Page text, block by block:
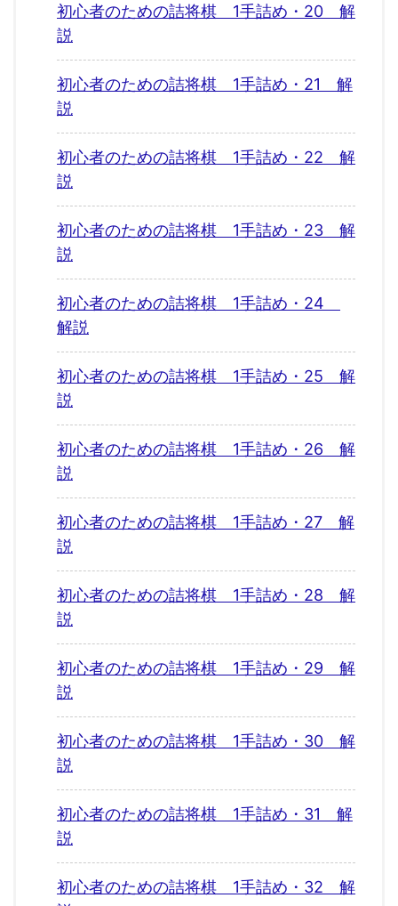
初心者のための詰将棋 1手詰め・20 解
説
初心者のための詰将棋 1手詰め・21 解
説
初心者のための詰将棋 1手詰め・22 解
説
初心者のための詰将棋 1手詰め・23 解
説
初心者のための詰将棋 1手詰め・24
解説
初心者のための詰将棋 1手詰め・25 解
説
初心者のための詰将棋 1手詰め・26 解
説
初心者のための詰将棋 1手詰め・27 解
説
初心者のための詰将棋 1手詰め・28 解
説
初心者のための詰将棋 1手詰め・29 解
説
初心者のための詰将棋 1手詰め・30 解
説
初心者のための詰将棋 1手詰め・31 解
説
初心者のための詰将棋 1手詰め・32 解